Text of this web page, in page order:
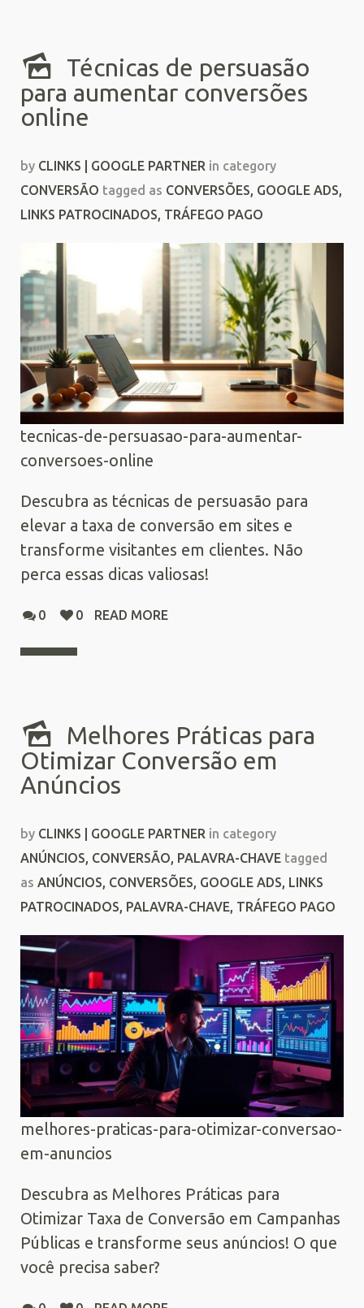
Técnicas de persuasão
para aumentar conversões
online
by CLINKS | GOOGLE PARTNER in category
CONVERSÃO tagged as CONVERSÕES, GOOGLE ADS,
LINKS PATROCINADOS, TRÁFEGO PAGO
tecnicas-de-persuasao-para-aumentar-
conversoes-online
Descubra as técnicas de persuasão para
elevar a taxa de conversão em sites e
transforme visitantes em clientes. Não
perca essas dicas valiosas!
0 0 READ MORE
Melhores Práticas para
Otimizar Conversão em
Anúncios
by CLINKS | GOOGLE PARTNER in category
ANÚNCIOS, CONVERSÃO, PALAVRA-CHAVE tagged
as ANÚNCIOS, CONVERSÕES, GOOGLE ADS, LINKS
PATROCINADOS, PALAVRA-CHAVE, TRÁFEGO PAGO
melhores-praticas-para-otimizar-conversao-
em-anuncios
Descubra as Melhores Práticas para
Otimizar Taxa de Conversão em Campanhas
Públicas e transforme seus anúncios! O que
você precisa saber?